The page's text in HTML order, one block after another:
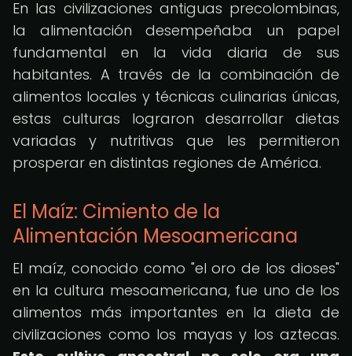
En las civilizaciones antiguas precolombinas,
la alimentación desempeñaba un papel
fundamental en la vida diaria de sus
habitantes. A través de la combinación de
alimentos locales y técnicas culinarias únicas,
estas culturas lograron desarrollar dietas
variadas y nutritivas que les permitieron
prosperar en distintas regiones de América.
El Maíz: Cimiento de la
Alimentación Mesoamericana
El maíz, conocido como "el oro de los dioses"
en la cultura mesoamericana, fue uno de los
alimentos más importantes en la dieta de
civilizaciones como los mayas y los aztecas.